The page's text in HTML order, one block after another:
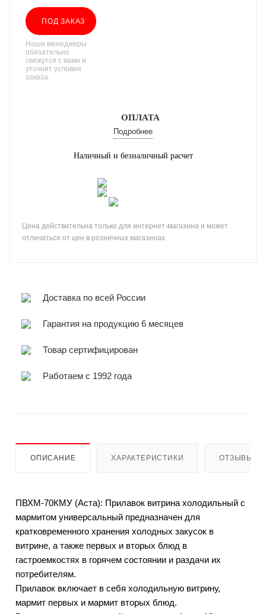
ПОД ЗАКАЗ
Наши менеджеры
обязательно
свяжутся с вами и
уточнят условия
заказа
ОПЛАТА
Подробнее
Наличный и безналичный расчет
Цена действительна только для интернет-магазина и может
отличаться от цен в розничных магазинах
Доставка по всей России
Гарантия на продукцию 6 месяцев
Товар сертифицирован
Работаем с 1992 года
ОПИСАНИЕ ХАРАКТЕРИСТИКИ ОТЗЫВЫ
ПВХМ-70КМУ (Аста): Прилавок витрина холодильный с
мармитом универсальный предназначен для
кратковременного хранения холодных закусок в
витрине, а также первых и вторых блюд в
гастроемкостях в горячем состоянии и раздачи их
потребителям.
Прилавок включает в себя холодильную витрину,
мармит первых и мармит вторых блюд.